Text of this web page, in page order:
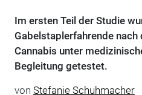
Im ersten Teil der Studie
Gabelstaplerfahrende nach
Cannabis unter
Begleitung getestet.
von Stefanie Schuhmacher